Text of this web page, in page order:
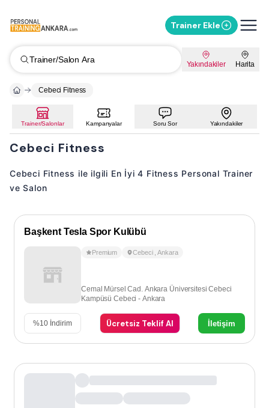
Trainer Ekle
Trainer/Salon Ara Yakındakiler Harita
Cebeci Fitness
Trainer/Salonlar Kampanyalar Soru Sor Yakındakiler
Cebeci Fitness
Cebeci Fitness ile ilgili En İyi 4 Fitness Personal Trainer
ve Salon
Başkent Tesla Spor Kulübü
Premium Cebeci ,Ankara
Cemal Mürsel Cad. Ankara Üniversitesi Cebeci
Kampüsü Cebeci - Ankara
%10 İndirim Ücretsiz Teklif Al İletişim